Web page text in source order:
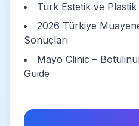
Türk Estetik ve
2026 Türkiye
Sonuçları
Mayo Clinic –
Guide